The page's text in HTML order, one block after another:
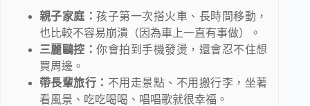
親子家庭：孩子第一次搭火車、長時間移動，
也比較不容易崩潰（因為車上一直有事做）。
三麗鷗控：你會拍到手機發燙，還會忍不住想
買周邊。
帶長輩旅行： 不用走景點、不用搬行李，坐著
看風景、吃吃喝喝、唱唱歌就很幸福。